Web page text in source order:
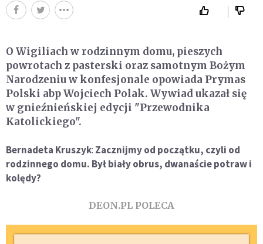
O Wigiliach w rodzinnym domu, pieszych
powrotach z pasterski oraz samotnym Bożym
Narodzeniu w konfesjonale opowiada Prymas
Polski abp Wojciech Polak. Wywiad ukazał się
w gnieźnieńskiej edycji "Przewodnika
Katolickiego".
Bernadeta Kruszyk: Zacznijmy od początku, czyli od
rodzinnego domu. Był biały obrus, dwanaście potraw i
kolędy?
DEON.PL POLECA